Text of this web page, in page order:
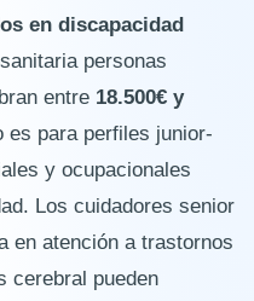
en discapacidad
personas
entre 18.500€ y
es para perfiles junior-
y ocupacionales
Los cuidadores senior
en atención a trastornos
cerebral pueden